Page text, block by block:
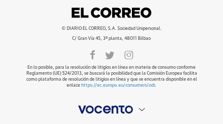
© DIARIO EL CORREO, S.A. Sociedad Unipersonal.
C/ Gran Vía 45, 3ª planta, 48011 Bilbao
En lo posible, para la resolución de litigios en línea en materia de consumo conforme
Reglamento (UE) 524/2013, se buscará la posibilidad que la Comisión Europea facilita
como plataforma de resolución de litigios en línea y que se encuentra disponible en el
enlace https://ec.europa.eu/consumers/odr.